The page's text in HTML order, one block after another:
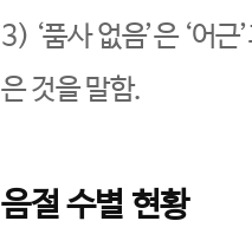
3) ‘품사 없음’은 ‘어
은 것을 말함.
음절 수별 현황